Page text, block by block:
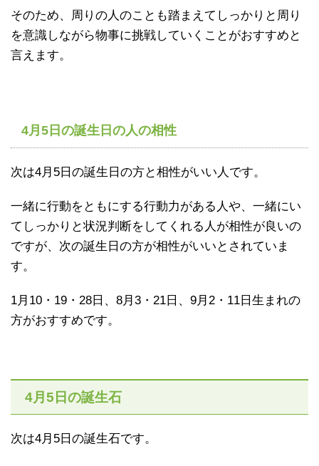
そのため、周りの人のことも踏まえてしっかりと周り
を意識しながら物事に挑戦していくことがおすすめと
言えます。
4月5日の誕生日の人の相性
次は4月5日の誕生日の方と相性がいい人です。
一緒に行動をともにする行動力がある人や、一緒にい
てしっかりと状況判断をしてくれる人が相性が良いの
ですが、次の誕生日の方が相性がいいとされていま
す。
1月10・19・28日、8月3・21日、9月2・11日生まれの
方がおすすめです。
4月5日の誕生石
次は4月5日の誕生石です。